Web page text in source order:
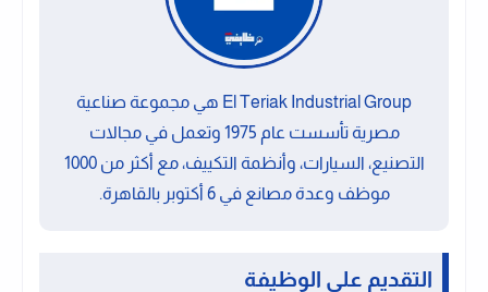
El Teriak Industrial Group هي مجموعة صناعية
مصرية تأسست عام 1975 وتعمل في مجالات
التصنيع، السيارات، وأنظمة التكييف، مع أكثر من 1000
موظف وعدة مصانع في 6 أكتوبر بالقاهرة.
التقديم على الوظيفة